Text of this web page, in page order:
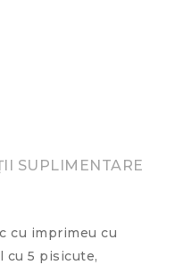
SUPLIMENTARE
cu imprimeu cu
cu 5 pisicute,